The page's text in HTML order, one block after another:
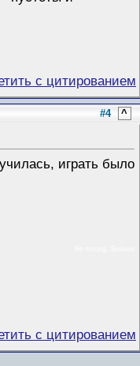
#4 ^
играть было